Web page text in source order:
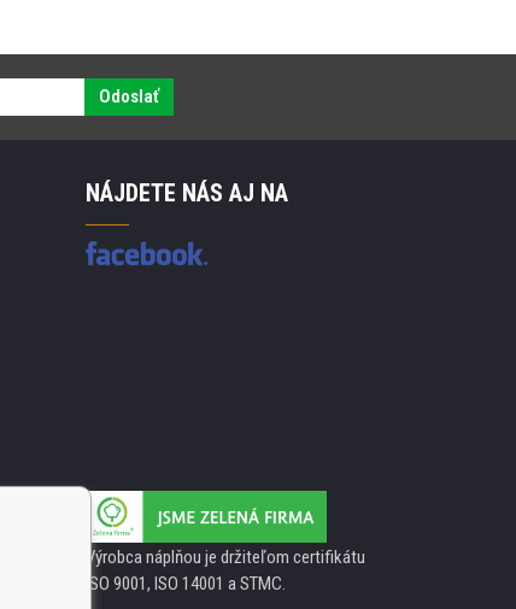
Odoslať
NÁJDETE NÁS AJ NA
Výrobca náplňou je držiteľom certifikátu
ISO 9001, ISO 14001 a STMC.